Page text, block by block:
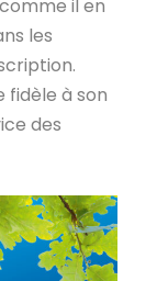
il en
les
fidèle à son
des